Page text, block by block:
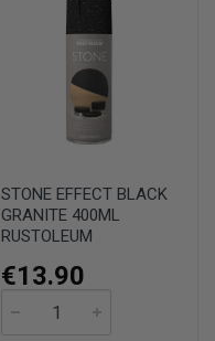
STONE EFFECT BLACK
GRANITE 400ML
RUSTOLEUM
€13.90